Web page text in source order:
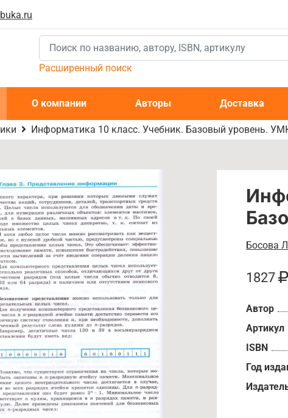
Расширенный поиск
О компании Авторы Доставка
Информатика 10 класс. Учебник. Базовый уровень.
Босова
1827
Автор
Артикул
ISBN
Год